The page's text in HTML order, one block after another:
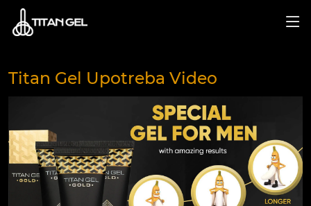
Titan Gel Upotreba Video